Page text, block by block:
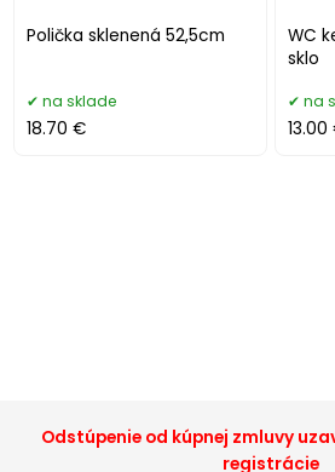
Polička sklenená 52,5cm
na sklade
18.70 €
WC
sklo
na
Odstúpenie od kúpnej zmluvy
registrácie